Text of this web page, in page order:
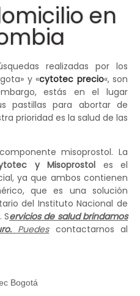
en
realizadas por los
y «cytotec precio«, son
estás en el lugar
pastillas para abortar de
prioridad es la salud de las
misoprostol. La
y Misoprostol es el
ya que ambos contienen
que es una solución
del Instituto Nacional de
Servicios de salud brindamos
Puedescontactarnos al